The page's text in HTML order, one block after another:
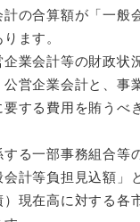
の合算額が「一般
ます。
業会計等の財政状
営企業会計と、事
する費用を賄うべ
る一部事務組合等
計等負担見込額」
現在高に対する各